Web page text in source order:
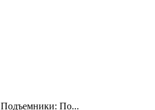
Подъемники: По...